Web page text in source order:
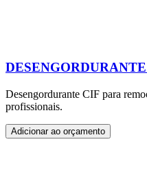
Desengordurante CIF para
profissionais.
Adicionar ao orçamento